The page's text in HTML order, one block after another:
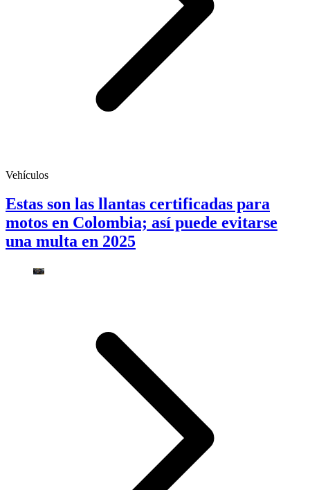
Vehículos
Estas son las llantas certificadas para
motos en Colombia; así puede evitarse
una multa en 2025